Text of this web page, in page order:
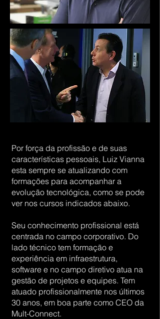
Por força da profissão e de suas
características pessoais, Luiz Vianna
esta sempre se atualizando com
formações para acompanhar a
evolução tecnológica, como se pode
ver nos cursos indicados abaixo.
Seu conhecimento profissional está
centrada no campo corporativo. Do
lado técnico tem formação e
experiência em infraestrutura,
software e no campo diretivo atua na
gestão de projetos e equipes. Tem
atuado profissionalmente nos últimos
30 anos, em boa parte como CEO da
Mult-Connect.